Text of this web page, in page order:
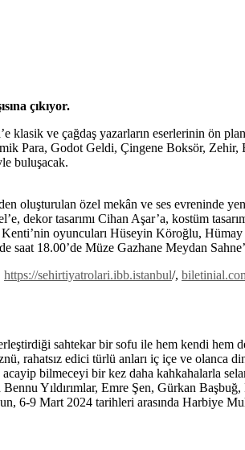
çıkıyor.
klasik ve çağdaş yazarların eserlerinin ön
Para, Godot Geldi, Çingene Boksör, Zehir,
buluşacak.
oluşturulan özel mekân ve ses evreninde
tasarımı Cihan Aşar’a, kostüm
oyuncuları Hüseyin Köroğlu,
18.00’de Müze Gazhane Meydan
https://sehirtiyatrolari.ibb.istanbul/,
sahtekar bir sofu ile hem kendi hem
rahatsız edici türlü anları iç içe ve olanca
bilmeceyi bir kez daha kahkahalarla
Yıldırımlar, Emre Şen, Gürkan
6-9 Mart 2024 tarihleri arasında Harbiye